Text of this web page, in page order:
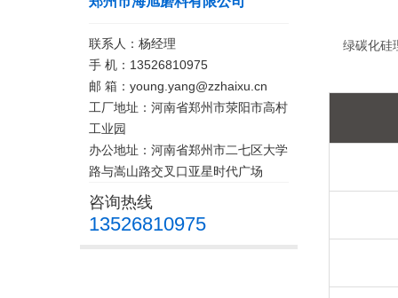
联系人：杨经理
手 机：13526810975
邮 箱：young.yang@zzhaixu.cn
工厂地址：河南省郑州市荥阳市高村
工业园
办公地址：河南省郑州市二七区大学
路与嵩山路交叉口亚星时代广场
咨询热线
13526810975
绿碳化硅